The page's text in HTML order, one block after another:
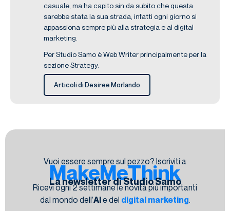
casuale, ma ha capito sin da subito che questa
sarebbe stata la sua strada, infatti ogni giorno si
appassiona sempre più alla strategia e al digital
marketing.
Per Studio Samo è Web Writer principalmente per la
sezione Strategy.
Articoli di Desiree Morlando
Vuoi essere sempre sul pezzo? Iscriviti a
MakeMeThink
La newsletter di Studio Samo
Ricevi ogni 2 settimane le novità più importanti
dal mondo dell’AIe del digital marketing.